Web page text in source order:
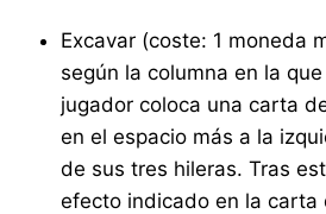
Excavar (coste: 1 moneda
según la columna en la
jugador coloca una carta
en el espacio más a la
de sus tres hileras. Tras
efecto indicado en la carta